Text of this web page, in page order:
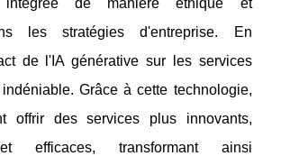
les stratégies d'entreprise. En
de l'IA générative sur les services
Grâce à cette technologie,
offrir des services plus innovants,
efficaces, transformant ainsi